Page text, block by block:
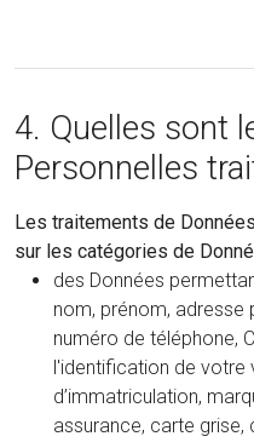
4. Quelles sont
Personnelles
Les traitements de
sur les catégories de
des Données
nom, prénom, adresse
numéro de téléphone,
l'identification de votre
d’immatriculation,
assurance, carte